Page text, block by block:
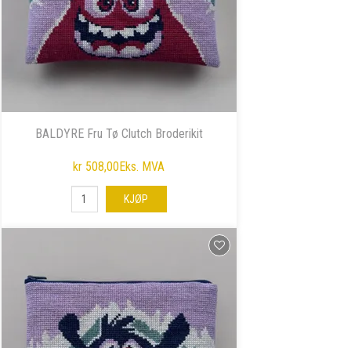
BALDYRE Fru Tø Clutch Broderikit
kr 508,00Eks. MVA
KJØP